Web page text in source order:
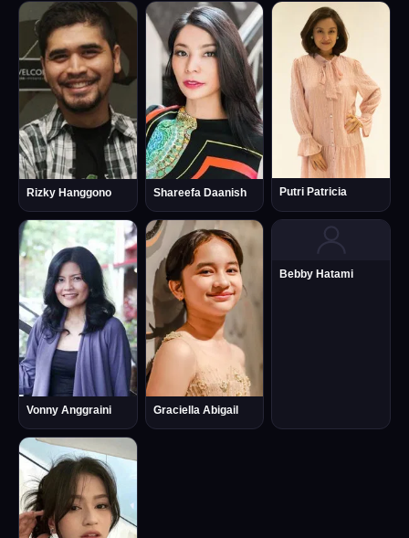
Rizky Hanggono Shareefa Daanish Putri Patricia
Vonny Anggraini Graciella Abigail
Bebby Hatami